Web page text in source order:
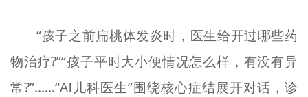
“孩子之前扁桃体发炎时，医生给开过哪些药
物治疗?”“孩子平时大小便情况怎么样，有没有异
常?”……“AI儿科医生”围绕核心症结展开对话，诊